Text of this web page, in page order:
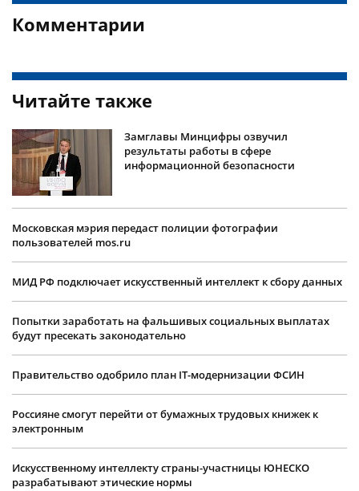
Комментарии
Читайте также
Замглавы Минцифры озвучил
результаты работы в сфере
информационной безопасности
Московская мэрия передаст полиции фотографии
пользователей mos.ru
МИД РФ подключает искусственный интеллект к сбору данных
Попытки заработать на фальшивых социальных выплатах
будут пресекать законодательно
Правительство одобрило план IT-модернизации ФСИН
Россияне смогут перейти от бумажных трудовых книжек к
электронным
Искусственному интеллекту страны-участницы ЮНЕСКО
разрабатывают этические нормы